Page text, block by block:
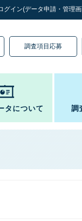
グイン(データ申請・管理
調査項目応募
タについて 調